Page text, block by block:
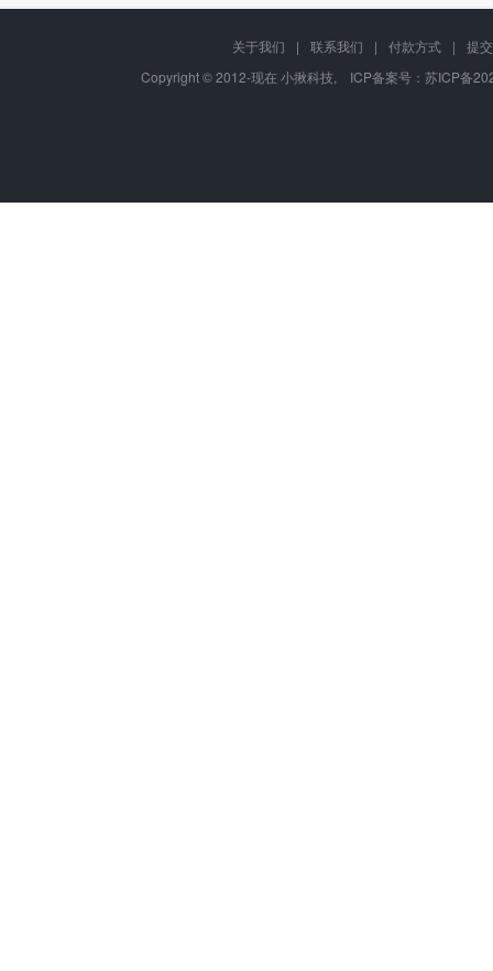
关于我们 | 联系我们 | 付款方式 |
提
Copyright © 2012-现在 小揪科技, ICP备案号： 苏ICP备